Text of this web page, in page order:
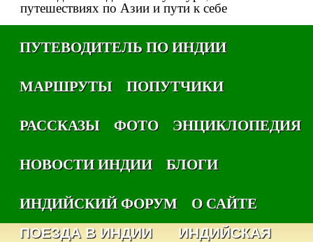
путешествиях по Азии и пути к себе
ПУТЕВОДИТЕЛЬ ПО ИНДИИ
МАРШРУТЫ
ПОПУТЧИКИ
РАССКАЗЫ
ФОТО
ЭНЦИКЛОПЕДИЯ
НОВОСТИ ИНДИИ
БЛОГИ
ИНДИЙСКИЙ ФОРУМ
О САЙТЕ
ПОЕЗДА В ИНДИИ
ИНДИЙСКАЯ